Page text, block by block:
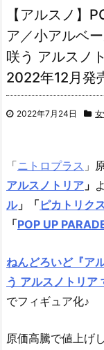
【アルスノ】
ア／小アルベ
咲う アルスノ
2022年12月発
2022年7月24日
「ニトロプラス 」
アルスノトリア 」
ル」 「 ピカトリク
「POP UP
ねんどろいど『ア
う アルスノトリア
でフィギュア化♪
原価高騰で値上げ